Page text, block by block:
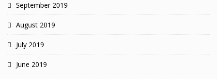
September 2019
August 2019
July 2019
June 2019